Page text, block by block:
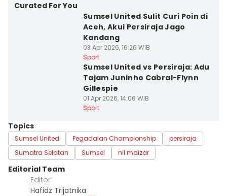
Curated For You
Sumsel United Sulit Curi Poin di
Aceh, Akui Persiraja Jago
Kandang
03 Apr 2026, 16:26 WIB
Sport
Sumsel United vs Persiraja: Adu
Tajam Juninho Cabral-Flynn
Gillespie
01 Apr 2026, 14:06 WIB
Sport
Topics
Sumsel United Pegadaian Championship
persiraja
Sumatra Selatan
Sumsel nil maizar
Editorial Team
Editor
Hafidz Trijatnika